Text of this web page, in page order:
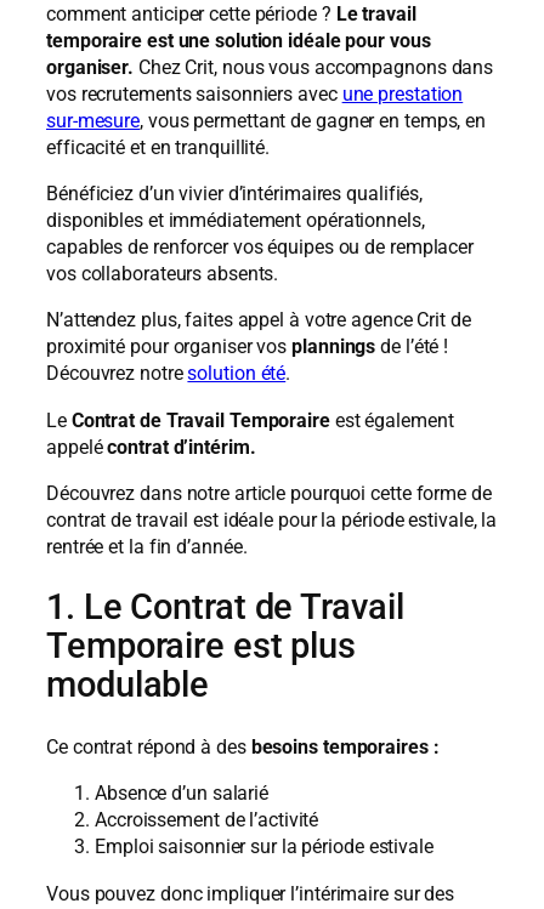
comment anticiper cette période ? Le travail
temporaire est une solution idéale pour vous
organiser. Chez Crit, nous vous accompagnons dans
vos recrutements saisonniers avec une prestation
sur-mesure, vous permettant de gagner en temps, en
efficacité et en tranquillité.
Bénéficiez d’un vivier d’intérimaires qualifiés,
disponibles et immédiatement opérationnels,
capables de renforcer vos équipes ou de remplacer
vos collaborateurs absents.
N’attendez plus, faites appel à votre agence Crit de
proximité pour organiser vosplannings de l’été !
Découvrez notresolution été.
Le Contrat de Travail Temporaire est également
appelécontrat d’intérim.
Découvrez dans notre article pourquoi cette forme de
contrat de travail est idéale pour la période estivale, la
rentrée et la fin d’année.
1. Le Contrat de Travail
Temporaire est plus
modulable
Ce contrat répond à des besoins temporaires :
Absence d’un salarié
Accroissement de l’activité
Emploi saisonnier sur la période estivale
Vous pouvez donc impliquer l’intérimaire sur des